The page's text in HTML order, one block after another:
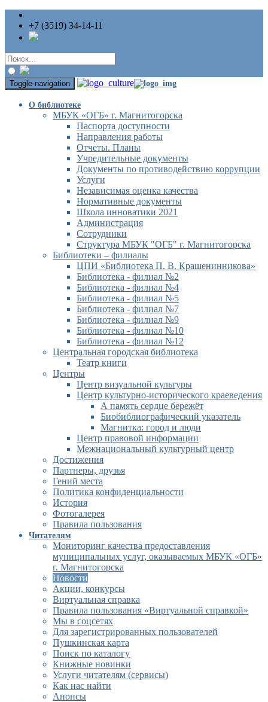
+7 (3519) 34-14-11
Toggle navigation
О библиотеке
МБУК «ОГБ» г. Магнитогорска
Паспорта доступности
Направления работы
Отчеты. Планы
Учредительные документы
Документы по противодействию коррупции
Услуги
Независимая оценка качества
Нормативные документы
Школа инноватики 2021
Администрация
Сотрудники
Структура МБУК "ОГБ" г. Магнитогорска
Библиотеки – филиалы
ЦПИ «Библиотека П. В. Крашенинникова»
Библиотека - филиал №2
Библиотека - филиал №4
Библиотека - филиал №5
Библиотека - филиал №7
Библиотека - филиал №9
Библиотека - филиал №10
Библиотека - филиал №12
Центральная городская библиотека
Театр книги
Центры
Центр визуальной культуры
Центр культурно-исторического краеведения
А память сердце бережёт
Биобиблиографический указатель
Магнитка: город и люди
Центр правовой информации
Межнациональный культурный центр
Достижения
Партнеры, друзья
Гений места
Политика конфиденциальности
История
Фотогалерея
Правила пользования
Читателям
Мониторинг качества предоставления
муниципальных услуг, оказываемых МБУК «ОГБ»
г. Магнитогорска
Новости
Акции, конкурсы
Виртуальная справка
Правила пользования «Виртуальной справкой»
Мы в соцсетях
Для зарегистрированных пользователей
Пушкинская карта
Поиск по каталогу
Книжные новинки
Услуги читателям (сервисы)
Как нас найти
Анонсы